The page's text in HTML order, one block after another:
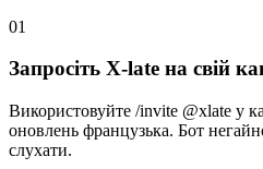
01
Запросіть X-late на свій
Використовуйте /invite @xlate у
оновлень французька. Бот
слухати.